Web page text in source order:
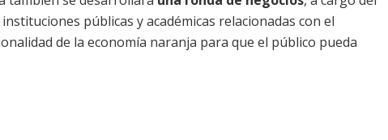
públicas y académicas relacionadas con el
de la economía naranja para que el público pueda